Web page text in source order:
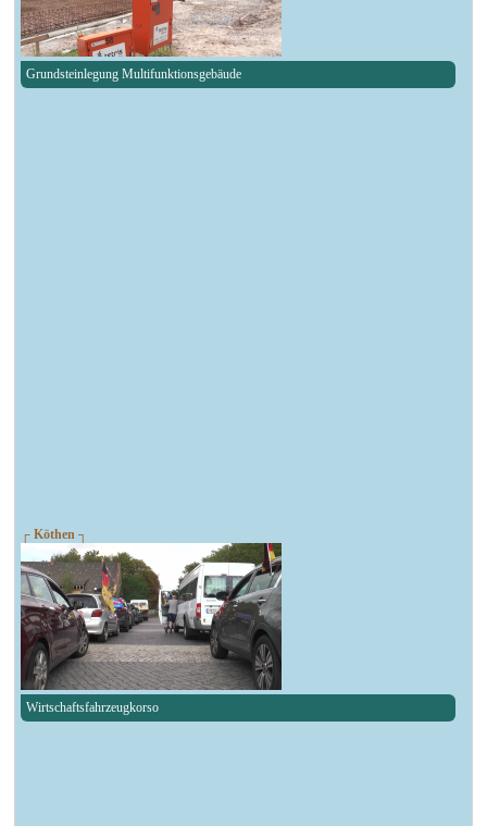
Grundsteinlegung Multifunktionsgebäude
┌ Köthen ┐
Wirtschaftsfahrzeugkorso